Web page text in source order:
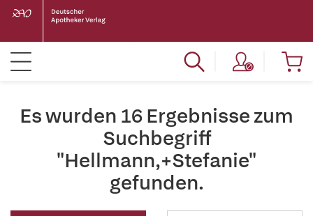
Es wurden 16 Ergebnisse zum
Suchbegriff
"Hellmann,+Stefanie"
gefunden.